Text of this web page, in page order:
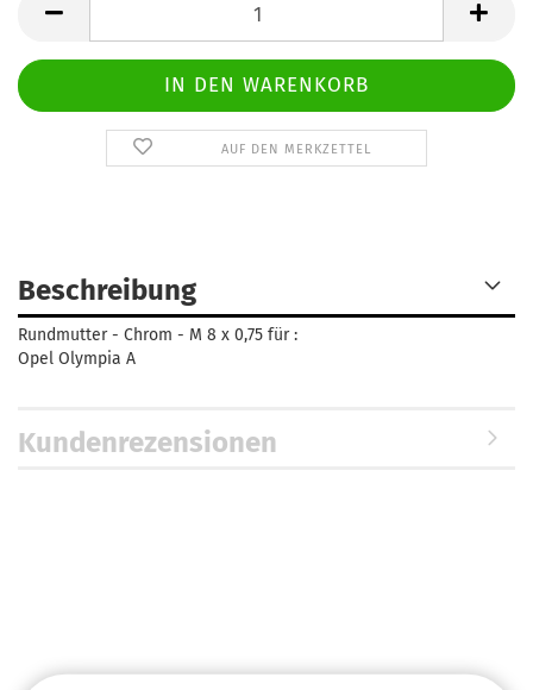
AUF DEN MERKZETTEL
Beschreibung
Rundmutter - Chrom - M 8 x 0,75 für :
Opel Olympia A
Kundenrezensionen